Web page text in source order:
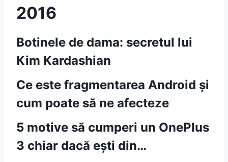
2016
Botinele de dama: secretul lui
Kim Kardashian
Ce este fragmentarea Android și
cum poate să ne afecteze
5 motive să cumperi un OnePlus
3 chiar dacă ești din…